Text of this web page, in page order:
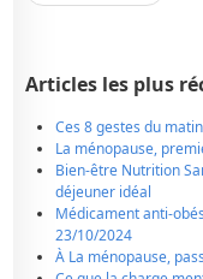
Articles les plus
Ces 8 gestes du
La ménopause,
Bien-être Nutrition
déjeuner idéal
Médicament anti-
23/10/2024
À La ménopause,